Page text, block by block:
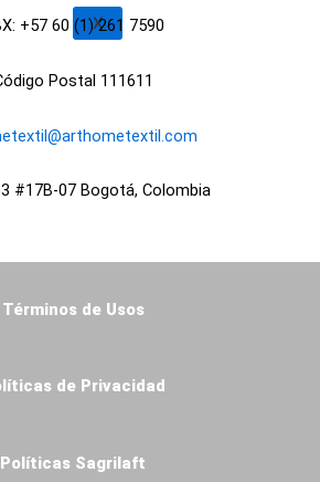
X
+57 60 (1) 261 7590
Postal 111611
#17B-07 Bogotá, Colombia
Términos de Usos
de Privacidad
Políticas Sagrilaft